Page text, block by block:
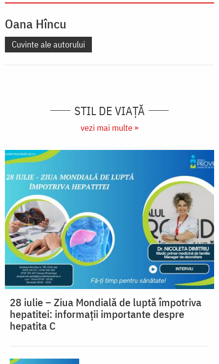
Oana Hîncu
Cuvinte ale autorului
STIL DE VIAŢĂ
vezi mai multe »
28 iulie – Ziua Mondială de luptă împotriva
hepatitei: informații importante despre
hepatita C